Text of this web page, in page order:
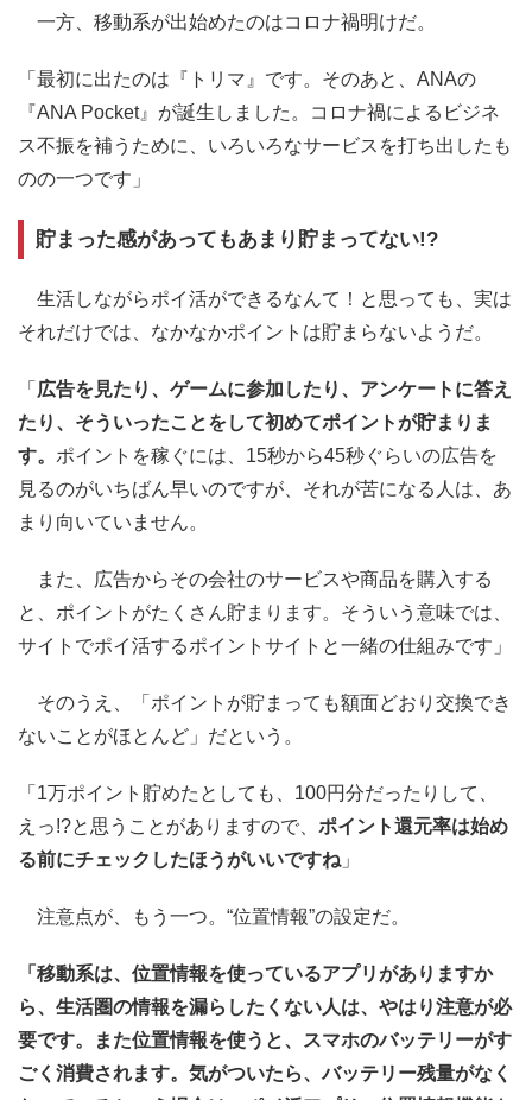
一方、移動系が出始めたのはコロナ禍明けだ。
「最初に出たのは『トリマ』です。そのあと、ANAの
『ANA Pocket』が誕生しました。コロナ禍によるビジネ
ス不振を補うために、いろいろなサービスを打ち出したも
のの一つです」
貯まった感があってもあまり貯まってない!?
生活しながらポイ活ができるなんて！と思っても、実は
それだけでは、なかなかポイントは貯まらないようだ。
「 広告を見たり、ゲームに参加したり、アンケートに答え
たり、そういったことをして初めてポイントが貯まりま
す。 ポイントを稼ぐには、15秒から45秒ぐらいの広告を
見るのがいちばん早いのですが、それが苦になる人は、あ
まり向いていません。
また、広告からその会社のサービスや商品を購入する
と、ポイントがたくさん貯まります。そういう意味では、
サイトでポイ活するポイントサイトと一緒の仕組みです」
そのうえ、「ポイントが貯まっても額面どおり交換でき
ないことがほとんど」だという。
「1万ポイント貯めたとしても、100円分だったりして、
えっ!?と思うことがありますので、 ポイント還元率は始め
る前にチェックしたほうがいいですね」
注意点が、もう一つ。“位置情報”の設定だ。
「移動系は、位置情報を使っているアプリがありますか
ら、生活圏の情報を漏らしたくない人は、やはり注意が必
要です。また位置情報を使うと、スマホのバッテリーがす
ごく消費されます。気がついたら、バッテリー残量がなく